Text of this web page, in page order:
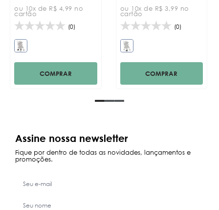
ou 10x de R$ 4,99 no
cartão
(0)
COMPRAR
ou 10x de R$ 3,99 no
cartão
(0)
COMPRAR
Assine nossa newsletter
Fique por dentro de todas as novidades, lançamentos e
promoções.